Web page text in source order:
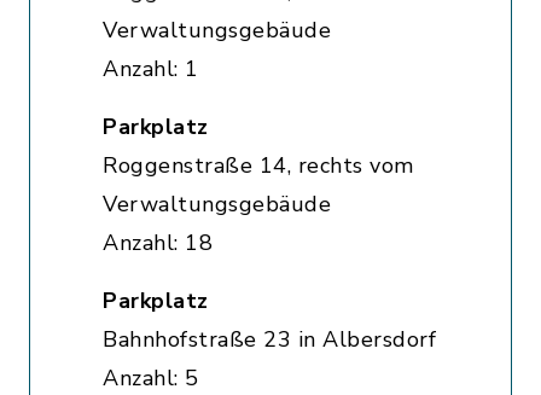
Verwaltungsgebäude
Anzahl: 1
Parkplatz
Roggenstraße 14, rechts vom
Verwaltungsgebäude
Anzahl: 18
Parkplatz
Bahnhofstraße 23 in Albersdorf
Anzahl: 5